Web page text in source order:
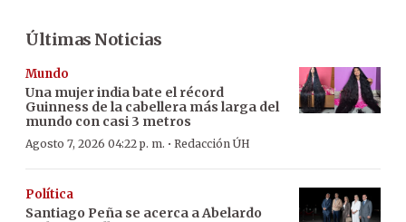
Últimas Noticias
Mundo
Una mujer india bate el récord
Guinness de la cabellera más larga del
mundo con casi 3 metros
Agosto 7, 2026 04:22 p. m. · Redacción ÚH
Política
Santiago Peña se acerca a Abelardo